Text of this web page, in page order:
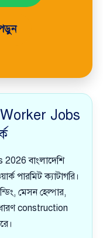
Jobs
বাংলাদেশি
পারমিট ক্যাটাগরি।
মেসন হেল্পার,
construction